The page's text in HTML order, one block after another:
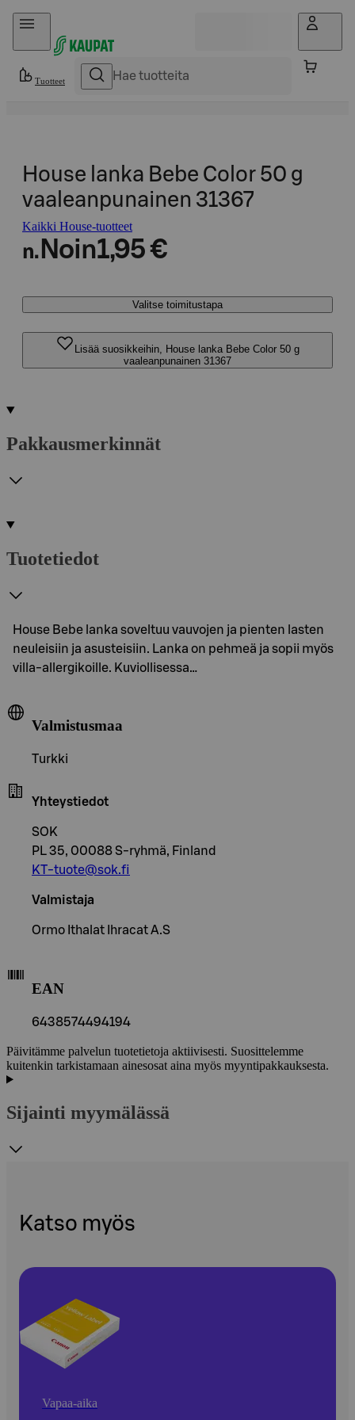
Hyppää sisältöön
Tuotteet
House lanka Bebe Color 50 g
vaaleanpunainen 31367
Kaikki House-tuotteet
n. Noin1,95 €
Valitse toimitustapa
Lisää suosikkeihin, House lanka Bebe Color 50 g
vaaleanpunainen 31367
Pakkausmerkinnät
Tuotetiedot
House Bebe lanka soveltuu vauvojen ja pienten lasten
neuleisiin ja asusteisiin. Lanka on pehmeä ja sopii myös
villa-allergikoille. Kuviollisessa…
Valmistusmaa
Turkki
Yhteystiedot
SOK
PL 35, 00088 S-ryhmä, Finland
KT-tuote@sok.fi
Valmistaja
Ormo Ithalat Ihracat A.S
EAN
6438574494194
Päivitämme palvelun tuotetietoja aktiivisesti. Suosittelemme
kuitenkin tarkistamaan ainesosat aina myös myyntipakkauksesta.
Sijainti myymälässä
Katso myös
Vapaa-aika